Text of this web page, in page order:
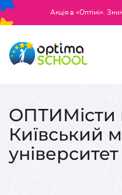
Акція в «Оптімі».
ОПТИМісти
Київський
університет